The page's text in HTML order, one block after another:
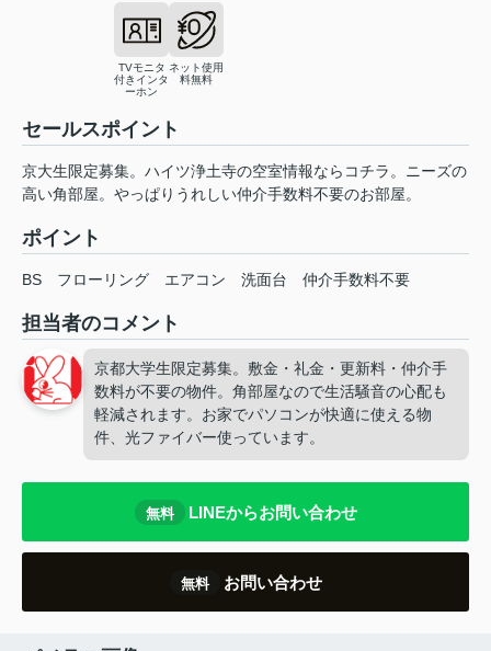
TVモニタ
付きインタ
ーホン
ネット使用
料無料
セールスポイント
京大生限定募集。ハイツ浄土寺の空室情報ならコチラ。ニーズの
高い角部屋。やっぱりうれしい仲介手数料不要のお部屋。
ポイント
BS フローリング エアコン 洗面台 仲介手数料不要
担当者のコメント
京都大学生限定募集。敷金・礼金・更新料・仲介手
数料が不要の物件。角部屋なので生活騒音の心配も
軽減されます。お家でパソコンが快適に使える物
件、光ファイバー使っています。
無料 LINEからお問い合わせ
無料 お問い合わせ